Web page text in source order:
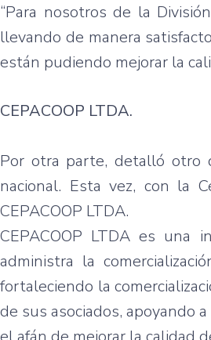
“Para nosotros de la División
llevando de manera
están pudiendo mejorar la
CEPACOOP LTDA.
Por otra parte,detalló otro
nacional. Esta vez, con la
CEPACOOP LTDA.
CEPACOOP LTDA es una
administra la
fortaleciendo la
de sus asociados, apoyando a